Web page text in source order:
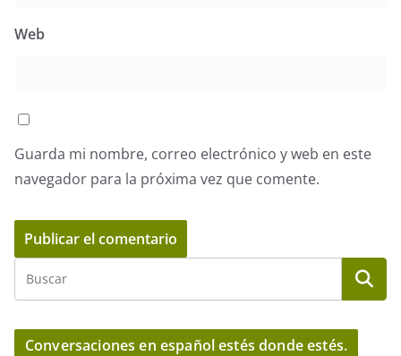
Web
Guarda mi nombre, correo electrónico y web en este
navegador para la próxima vez que comente.
Conversaciones en español estés donde estés.